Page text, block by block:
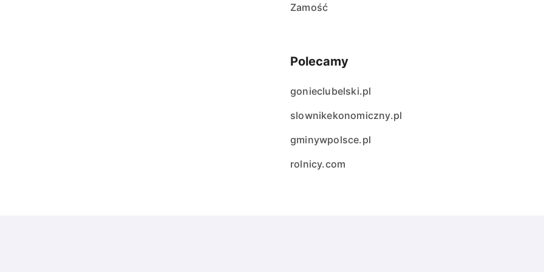
Zamość
Polecamy
gonieclubelski.pl
slownikekonomiczny.pl
gminywpolsce.pl
rolnicy.com